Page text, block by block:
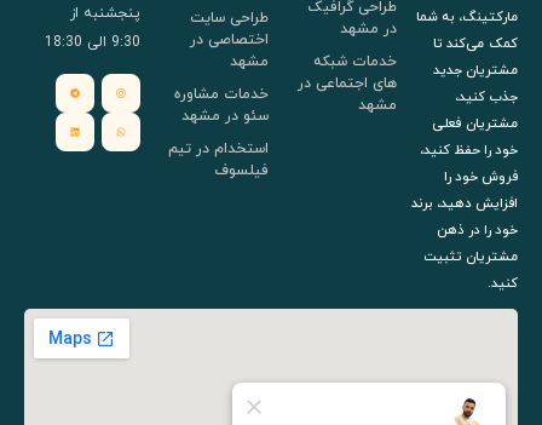
مارکتینگ، به شما
کمک می‌کند تا
مشتریان جدید
جذب کنید،
مشتریان فعلی
خود را حفظ کنید،
فروش خود را
افزایش دهید، برند
خود را در ذهن
مشتریان تثبیت
کنید.
طراحی گرافیک
در مشهد
خدمات شبکه
های اجتماعی در
مشهد
طراحی سایت
اختصاصی در
مشهد
خدمات مشاوره
سئو در مشهد
استخدام در تیم
فیلسوف
پنجشنبه از
9:30 الی 18:30